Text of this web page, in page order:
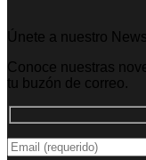
Únete a nuestro
Conoce nuestras
tu buzón de correo.